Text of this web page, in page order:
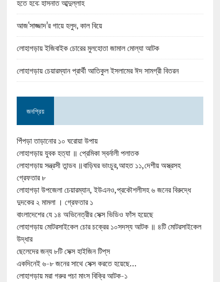
হতে হবে: হাসনাত আব্দুল্লাহ
আজ‘সাজ্জাদ’র গায়ে হলুদ, কাল বিয়ে
লোহাগড়ায় ইজিবাইক চোরের মুলহোতা জামাল মোল্যা আটক
লোহাগড়ায় চেয়ারম্যান প্রার্থী আতিকুল ইসলামের ঈদ সামগ্রী বিতরন
জনপ্রিয়
পিঁপড়া তাড়ানোর ১০ ঘরোয়া উপায়
লোহাগড়ায় যুবক হত্যা ॥ প্রেমিকা স্বর্নালী পলাতক
লোহাগড়ায় সন্ত্রসী তান্ডব ॥বাড়িঘর ভাংচুর,আহত ১১,দেশীয় অস্ত্রসহ
গ্রেফতার ৮
লোহাগড়া উপজেলা চেয়ারম্যান, ইউএনও,প্রকৌশলীসহ ৬ জনের বিরুদ্ধে
দুদকের ২ মামলা । গ্রেফতার ১
বাংলাদেশের যে ১৪ অভিনেত্রীর সেক্স ভিডিও ফাঁস হয়েছে
লোহাগড়ায় মোটরসাইকেল চোর চক্রের ১০সদস্য আটক ॥ ৪টি মোটরসাইকেল
উদ্ধার
ছেলেদের জন্য ৮টি সেক্স হাইজিন টিপ্‌স
একদিনেই ৬-৮ জনের সাথে সেক্স করতে হয়েছে…
লোহাগড়ায় মরা গরুর পচা মাংস বিক্রি আটক-১